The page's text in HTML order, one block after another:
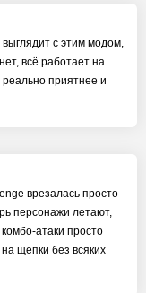
с этим модом,
всё работает на
реально приятнее и
врезалась просто
персонажи летают,
комбо-атаки просто
щепки без всяких